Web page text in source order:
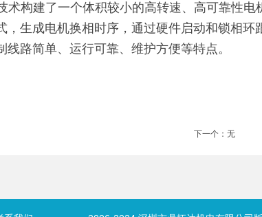
术构建了一个体积较小的高转速、高可靠性
，生成电机换相时序，通过硬件启动和锁相
线路简单、运行可靠、维护方便等特点。
下一个：无